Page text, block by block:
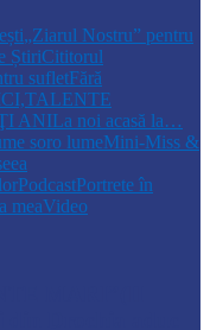
„Ziarul Nostru” pentru
ȘtiriCititorul
sufletFără
ANILa noi acasă la…
soro lumeMini-Miss &
PodcastPortrete în
meaVideo